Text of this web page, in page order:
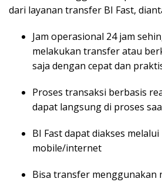
dari layanan transfer BI Fast,
Jam operasional 24 jam
melakukan transfer atau
saja dengan cepat dan
Proses transaksi berbasis
dapat langsung di proses
BI Fast dapat diakses melalui
mobile/internet
Bisa transfer menggunakan